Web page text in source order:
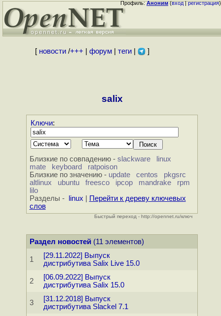
Профиль:Аноним(вход|регистрация)
[ новости/+++ форум| теги| ]
salix
Ключи:
Близкие по совпадению - slackware
linux
mate
keyboard
ratpoison
Близкие по значению - update centos
pkgsrc
altlinux
ubuntu freesco ipcop mandrake
rpm
lilo
Разделы -
linux
Перейти к дереву ключевых
слов
Быстрый переход - http://opennet.ru/ключ
Раздел новостей(11 элементов)
1
[29.11.2022] Выпуск
дистрибутива Salix Live 15.0
2
[06.09.2022] Выпуск
дистрибутива Salix 15.0
3
[31.12.2018] Выпуск
дистрибутива Slackel 7.1